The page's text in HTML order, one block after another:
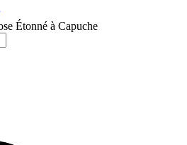
Étonné à Capuche